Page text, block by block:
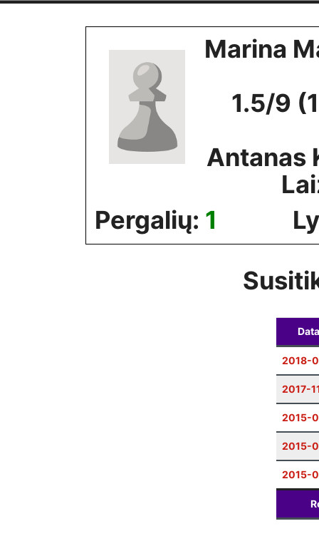
Marina
1.5/9
Antanas
Pergalių: 1
Data
2018-
2017-
2015-
2015-
2015-